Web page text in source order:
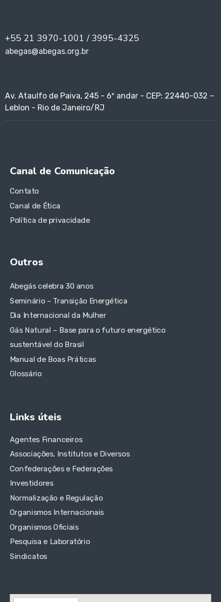
+55 21 3970-1001 / 3995-4325
abegas@abegas.org.br
Av. Ataulfo de Paiva, 245 - 6º andar - CEP: 22440-032 –
Leblon - Rio de Janeiro/RJ
Canal de Comunicação
Contato
Canal de Ética
Política de privacidade
Outros
Abegás celebra 30 anos
Seminário – Transição Energética
Dia Internacional da Mulher
Gás Natural – Base para o futuro energético
sustentável do Brasil
Manual de Boas Práticas
Glossário
Links úteis
Agentes Financeiros
Associações, Institutos e Diversos
Confederações e Federações
Investidores
Normalização e Regulação
Organismos Internacionais
Organismos Oficiais
Pesquisa e Laboratório
Sindicatos